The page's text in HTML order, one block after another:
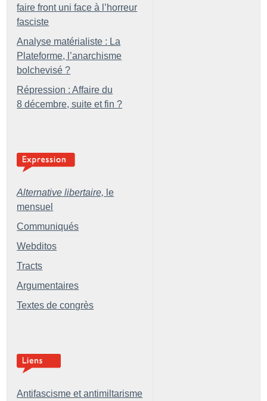
faire front uni face à l’horreur
fasciste
Analyse matérialiste : La
Plateforme, l’anarchisme
bolchevisé ?
Répression : Affaire du
8 décembre, suite et fin ?
Alternative libertaire, le
mensuel
Communiqués
Webditos
Tracts
Argumentaires
Textes de congrès
Antifascisme et antimiltarisme